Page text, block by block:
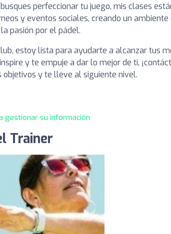
perfeccionar tu juego, mis clases
y eventos sociales, creando un ambiente
pasión por el pádel.
estoy lista para ayudarte a alcanzar tus
y te empuje a dar lo mejor de ti,
y te lleve al siguiente nivel.
gestionar su información
Trainer